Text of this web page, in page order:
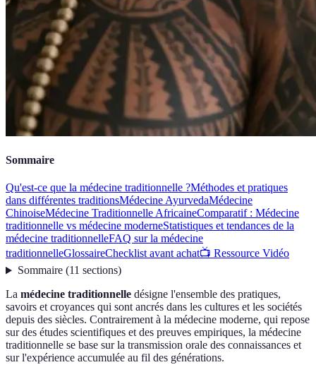
Sommaire
Qu'est-ce que la médecine traditionnelle ?Méthodes et pratiques
dans différentes traditionsMédecine AyurvedaMédecine
ChinoiseMédecine Traditionnelle AfricaineComparatif : Médecine
traditionnelle vs médecine moderneStatistiques et tendances de la
médecine traditionnelleFAQ sur la médecine
traditionnelleGlossaireChecklist avant achat📺 Ressource Vidéo
Sommaire(11 sections)
La médecine traditionnelle désigne l'ensemble des pratiques,
savoirs et croyances qui sont ancrés dans les cultures et les sociétés
depuis des siècles. Contrairement à la médecine moderne, qui repose
sur des études scientifiques et des preuves empiriques, la médecine
traditionnelle se base sur la transmission orale des connaissances et
sur l'expérience accumulée au fil des générations.